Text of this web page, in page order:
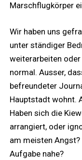
Marschflugkörper
Wir haben uns
unter ständiger
weiterarbeiten
normal. Ausser,
befreundeter
Hauptstadt wohnt.
Haben sich die
arrangiert, oder
am meisten
Aufgabe nahe?